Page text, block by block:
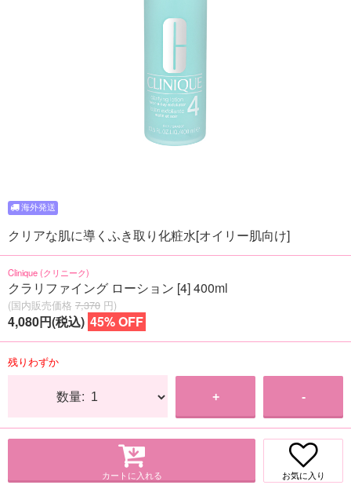
クリアな肌に導くふき取り化粧水[オイリー肌向け]
Clinique (クリニーク)
クラリファイング ローション [4] 400ml
(国内販売価格 7,370 円)
4,080円(税込) 45% OFF
残りわずか
数量: + -
カートに入れる お気に入り